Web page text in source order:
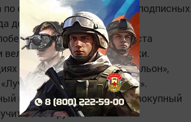
по отношению к количеству подписных
должен быть не менее 5%.
величина прироста
плотности подписки.
«Лучший городской почтальон»,
сельский почтальон».
прирост, учитывается совокупный
50 000 рублей.